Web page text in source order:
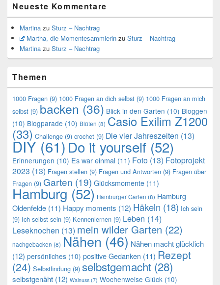
Neueste Kommentare
Martina zu Sturz – Nachtrag
Martha, die Momentesammlerinzu Sturz – Nachtrag
Martina zu Sturz – Nachtrag
Themen
1000 Fragen (9) 1000 Fragen an dich selbst (9) 1000 Fragen an mich
selbst (9) backen (36) Blick in den Garten (10) Bloggen
(10) Blogparade (10) Blüten (8) Casio Exilim Z1200
(33) Challenge (9) crochet (9) Die vier Jahreszeiten (13)
DIY (61)Do it yourself (52)
Erinnerungen (10) Es war einmal (11) Foto (13) Fotoprojekt
2023 (13) Fragen stellen (9) Fragen und Antworten (9) Fragen über
Fragen (9) Garten (19) Glücksmomente (11)
Hamburg (52) Hamburger Garten (8) Hamburg
Oldenfelde (11) Happy moments (12) Häkeln (18) Ich sein
(9) Ich selbst sein (9) Kennenlernen (9) Leben (14)
Leseknochen (13) mein wilder Garten (22)
nachgebacken (8) Nähen (46) Nähen macht glücklich
(12) persönliches (10) positive Gedanken (11) Rezept
(24) Selbstfindung (9) selbstgemacht (28)
selbstgenäht (12) Walnuss (7) Wochenweise Glück (10)